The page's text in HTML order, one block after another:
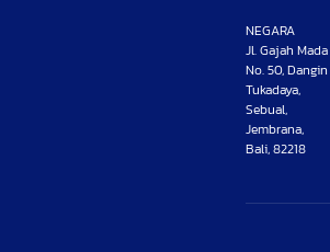
NEGARA
Jl. Gajah Mada
No. 50, Dangin
Tukadaya,
Sebual,
Jembrana,
Bali, 82218